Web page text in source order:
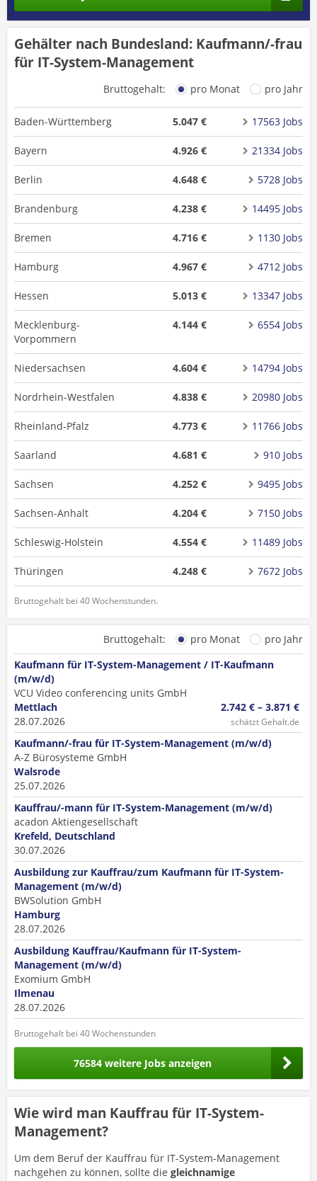
Gehälter nach Bundesland: Kaufmann/-frau
für IT-System-Management
Bruttogehalt: pro Monat pro Jahr
Baden-Württemberg 5.047 € 17563 Jobs
Bayern 4.926 € 21334 Jobs
Berlin 4.648 € 5728 Jobs
Brandenburg 4.238 € 14495 Jobs
Bremen 4.716 € 1130 Jobs
Hamburg 4.967 € 4712 Jobs
Hessen 5.013 € 13347 Jobs
Mecklenburg-
Vorpommern
4.144 € 6554 Jobs
Niedersachsen 4.604 € 14794 Jobs
Nordrhein-Westfalen 4.838 € 20980 Jobs
Rheinland-Pfalz 4.773 € 11766 Jobs
Saarland 4.681 € 910 Jobs
Sachsen 4.252 € 9495 Jobs
Sachsen-Anhalt 4.204 € 7150 Jobs
Schleswig-Holstein 4.554 € 11489 Jobs
Thüringen 4.248 € 7672 Jobs
Bruttogehalt bei 40 Wochenstunden.
Bruttogehalt: pro Monat
pro Jahr
Kaufmann für IT-System-Management / IT-Kaufmann
(m/w/d)
VCU Video conferencing units GmbH
Mettlach
28.07.2026
2.742 € – 3.871 €
schätzt Gehalt.de
Kaufmann/-frau für IT-System-Management (m/w/d)
A-Z Bürosysteme GmbH
Walsrode
25.07.2026
Kauffrau/-mann für IT-System-Management (m/w/d)
acadon Aktiengesellschaft
Krefeld, Deutschland
30.07.2026
Ausbildung zur Kauffrau/zum Kaufmann für IT-System-
Management (m/w/d)
BWSolution GmbH
Hamburg
28.07.2026
Ausbildung Kauffrau/Kaufmann für IT-System-
Management (m/w/d)
Exomium GmbH
Ilmenau
28.07.2026
Bruttogehalt bei 40 Wochenstunden
76584 weitere Jobs anzeigen
Wie wird man Kauffrau für IT-System-
Management?
Um dem Beruf der Kauffrau für IT-System-Management
nachgehen zu können, sollte die gleichnamige